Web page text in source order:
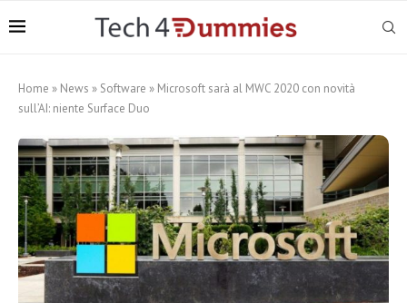
Home » News » Software » Microsoft sarà al MWC 2020 con novità
sull’AI: niente Surface Duo